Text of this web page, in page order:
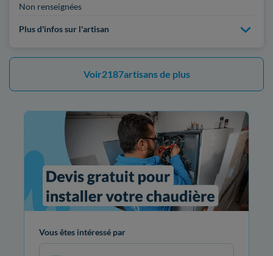
Non renseignées
Plus d'infos sur l'artisan
Voir2187artisans de plus
Vous êtes intéressé par